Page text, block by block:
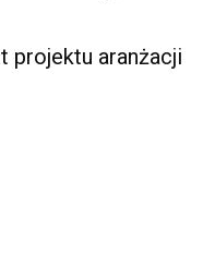
projektu aranżacji